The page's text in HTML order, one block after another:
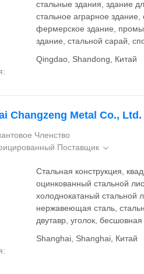
стальные здания, здание
стальное аграрное здание,
фермерское здание,
здание, стальной сарай,
Qingdao, Shandong, Китай
Changzeng Metal Co., Ltd.
Членство
Поставщик 
Стальная конструкция,
оцинкованный стальной
холоднокатаный стальной
нержавеющая сталь,
двутавр, уголок,
Shanghai, Shanghai, Китай